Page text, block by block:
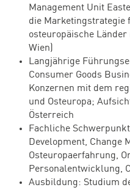
Management Unit
die Marketingstrategie
osteuropäische
Wien)
Langjährige
Consumer Goods
Konzernen mit dem
und Osteuropa;
Österreich
Fachliche
Development, Change
Osteuropaerfahrung,
Personalentwicklung,
Ausbildung: Studium